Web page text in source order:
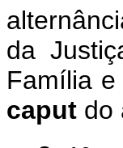
da
Família
caput do